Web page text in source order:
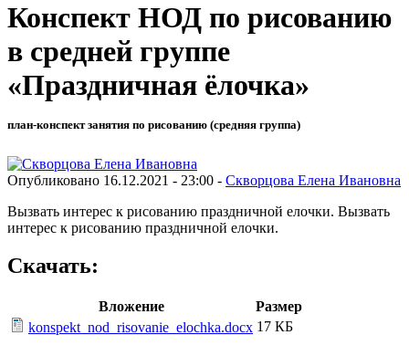
Конспект НОД по рисованию
в средней группе
«Праздничная ёлочка»
план-конспект занятия по рисованию (средняя группа)
Опубликовано 16.12.2021 - 23:00 - Скворцова Елена Ивановна
Вызвать интерес к рисованию праздничной елочки. Вызвать
интерес к рисованию праздничной елочки.
Скачать:
Вложение
Размер
konspekt_nod_risovanie_elochka.docx 17 КБ